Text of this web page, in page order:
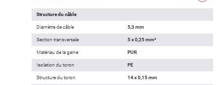
Structure du câble
Diamètre de câble 5,3 mm
Section transversale 5 x 0,25 mm²
Matériau de la gaine PUR
Isolation du toron PE
Structure du toron 14 x 0,15 mm